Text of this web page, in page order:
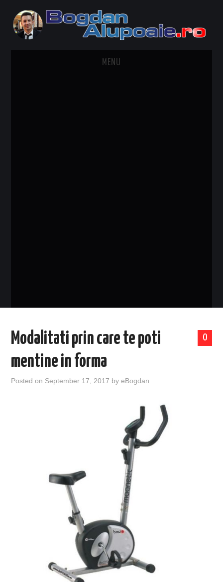
MENU
0
Modalitati prin care te poti
mentine in forma
Posted on September 17, 2017 byeBogdan